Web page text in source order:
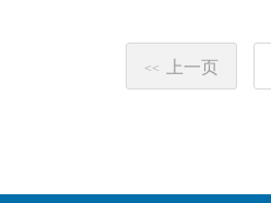
健康素养，由岳阳市健康…
<< 上一页